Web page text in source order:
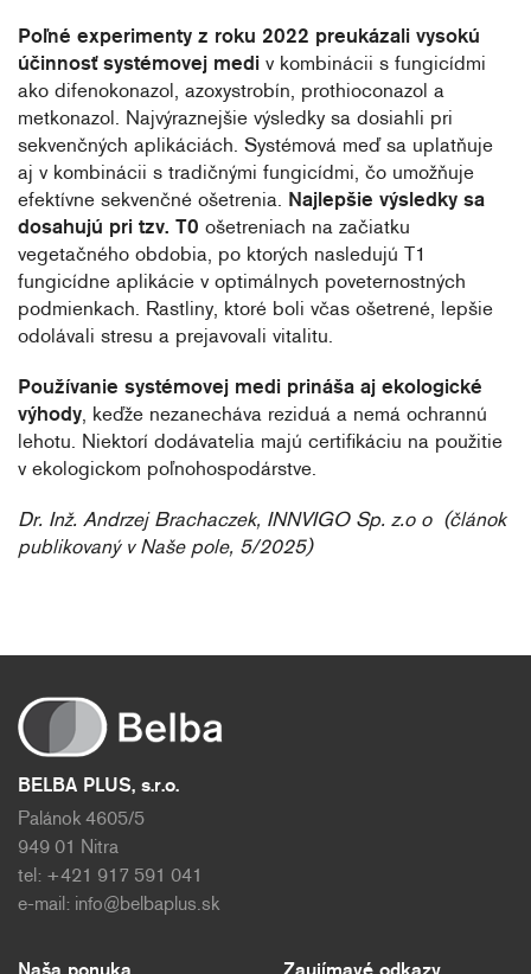
Poľné experimenty z roku 2022 preukázali vysokú
účinnosť systémovej medi v kombinácii s fungicídmi
ako difenokonazol, azoxystrobín, prothioconazol a
metkonazol. Najvýraznejšie výsledky sa dosiahli pri
sekvenčných aplikáciách. Systémová meď sa uplatňuje
aj v kombinácii s tradičnými fungicídmi, čo umožňuje
efektívne sekvenčné ošetrenia. Najlepšie výsledky sa
dosahujú pri tzv. T0 ošetreniach na začiatku
vegetačného obdobia, po ktorých nasledujú T1
fungicídne aplikácie v optimálnych poveternostných
podmienkach. Rastliny, ktoré boli včas ošetrené, lepšie
odolávali stresu a prejavovali vitalitu.
Používanie systémovej medi prináša aj ekologické
výhody, keďže nezanecháva reziduá a nemá ochrannú
lehotu. Niektorí dodávatelia majú certifikáciu na použitie
v ekologickom poľnohospodárstve.
Dr. Inž. Andrzej Brachaczek, INNVIGO Sp. z.o o (článok
publikovaný v Naše pole, 5/2025)
BELBA PLUS, s.r.o.
Palánok 4605/5
949 01 Nitra
tel: +421 917 591 041
e-mail: info@belbaplus.sk